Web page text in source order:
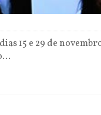
15 e 29 de